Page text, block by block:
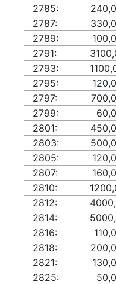
2785:
2787:
2789:
2791:
2793:
2795:
2797:
2799:
2801:
2803:
2805:
2807:
2810:
2812:
2814:
2816:
2818:
2821:
2825: